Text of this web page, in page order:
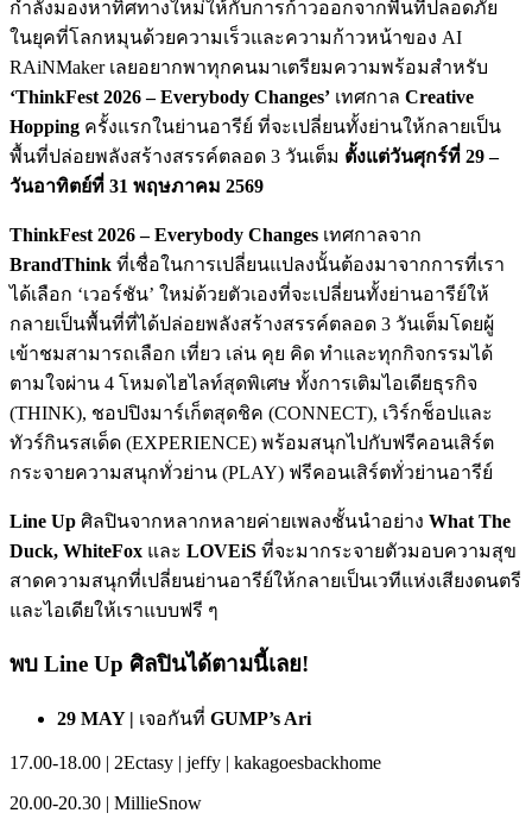
กำลังมองหาทิศทางใหม่ให้กับการก้าวออกจากพื้นที่ปลอดภัย
ในยุคที่โลกหมุนด้วยความเร็วและความก้าวหน้าของ AI
RAiNMaker เลยอยากพาทุกคนมาเตรียมความพร้อมสำหรับ
‘ThinkFest 2026 – Everybody Changes’ เทศกาล Creative
Hopping ครั้งแรกในย่านอารีย์ ที่จะเปลี่ยนทั้งย่านให้กลายเป็น
พื้นที่ปล่อยพลังสร้างสรรค์ตลอด 3 วันเต็ม ตั้งแต่วันศุกร์ที่ 29 –
วันอาทิตย์ที่ 31 พฤษภาคม 2569
ThinkFest 2026 – Everybody Changes เทศกาลจาก
BrandThink ที่เชื่อในการเปลี่ยนแปลงนั้นต้องมาจากการที่เรา
ได้เลือก ‘เวอร์ชัน’ ใหม่ด้วยตัวเองที่จะเปลี่ยนทั้งย่านอารีย์ให้
กลายเป็นพื้นที่ที่ได้ปล่อยพลังสร้างสรรค์ตลอด 3 วันเต็มโดยผู้
เข้าชมสามารถเลือก เที่ยว เล่น คุย คิด ทําและทุกกิจกรรมได้
ตามใจผ่าน 4 โหมดไฮไลท์สุดพิเศษ ทั้งการเติมไอเดียธุรกิจ
(THINK), ชอปปิงมาร์เก็ตสุดชิค (CONNECT), เวิร์กช็อปและ
ทัวร์กินรสเด็ด (EXPERIENCE) พร้อมสนุกไปกับฟรีคอนเสิร์ต
กระจายความสนุกทั่วย่าน (PLAY) ฟรีคอนเสิร์ตทั่วย่านอารีย์
Line Up ศิลปินจากหลากหลายค่ายเพลงชั้นนำอย่าง What The
Duck, WhiteFox และ LOVEiS ที่จะมากระจายตัวมอบความสุข
สาดความสนุกที่เปลี่ยนย่านอารีย์ให้กลายเป็นเวทีแห่งเสียงดนตรี
และไอเดียให้เราแบบฟรี ๆ
พบ Line Up ศิลปินได้ตามนี้เลย!
29 MAY | เจอกันที่ GUMP’s Ari
17.00-18.00 | 2Ectasy | jeffy | kakagoesbackhome
20.00-20.30 | MillieSnow